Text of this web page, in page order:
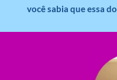
você sabia que essa